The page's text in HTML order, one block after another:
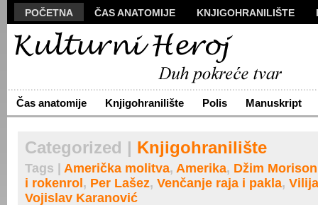
POČETNA ČAS ANATOMIJE KNJIGOHRANILIŠTE
MANUSKRIPT
VIZUALI
ARHIVA
O NAMA ŽIVA REČ KONTAKT
Čas anatomije Knjigohranilište Polis Manuskript
Categorized | Knjigohranilište
Tags | Američka molitva, Amerika, Džim Morison
i rokenrol , Per Lašez, Venčanje raja i pakla,
Vojislav Karanović